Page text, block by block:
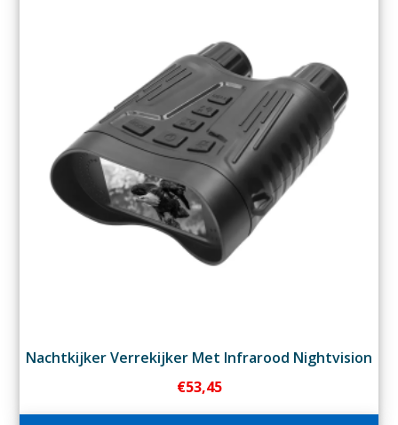
Nachtkijker Verrekijker Met Infrarood Nightvision
€53,45